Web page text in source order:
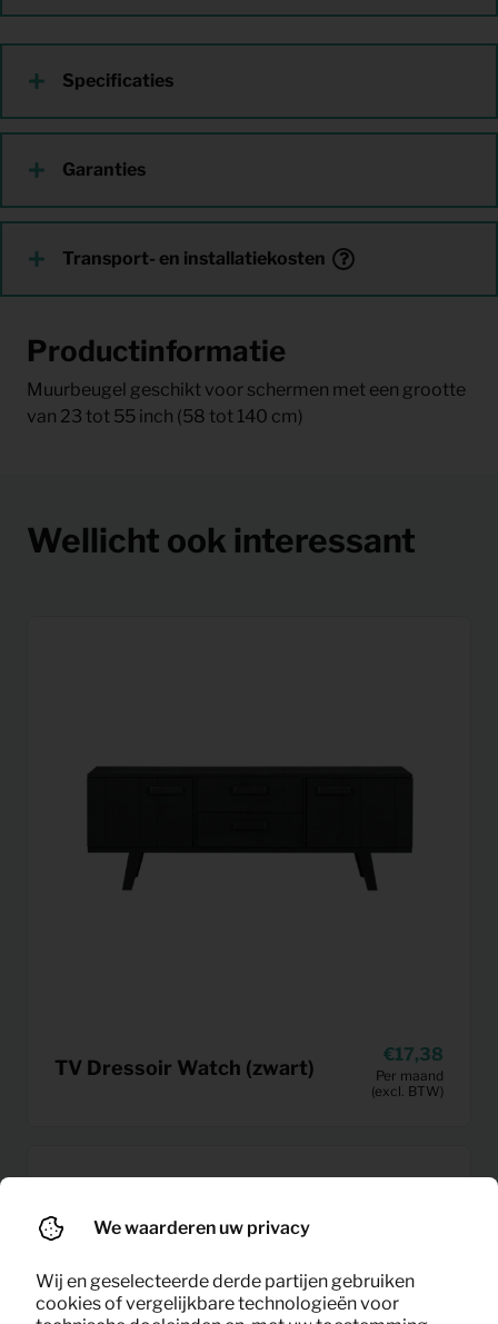
Specificaties
Garanties
Transport- en installatiekosten
Productinformatie
Muurbeugel geschikt voor schermen met een grootte
van 23 tot 55 inch (58 tot 140 cm)
Wellicht ook interessant
TV Dressoir Watch (zwart)
17,38
Per maand
(excl. BTW)
We waarderen uw privacy
Wij en geselecteerde derde partijen gebruiken
cookies of vergelijkbare technologieën voor